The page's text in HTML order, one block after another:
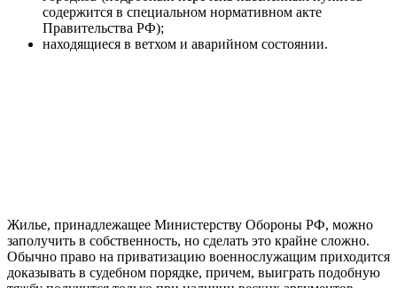
содержится в специальном нормативном акте
Правительства РФ);
находящиеся в ветхом и аварийном состоянии.
Жилье, принадлежащее Министерству Обороны РФ, можно
заполучить в собственность, но сделать это крайне сложно.
Обычно право на приватизацию военнослужащим приходится
доказывать в судебном порядке, причем, выиграть подобную